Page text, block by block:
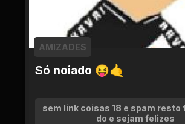
Só noiado 😝🤙
AMIZADES
sem link coisas 18 e spam resto
do e sejam felizes